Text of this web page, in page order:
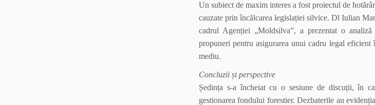
Un subiect de maxim interes a fost proiectul de
cauzate prin încălcarea legislației silvice. Dl Iulian
cadrul Agenției „Moldsilva”, a prezentat o
propuneri pentru asigurarea unui cadru legal
mediu.
Concluzii și perspective
Ședința s-a încheiat cu o sesiune de discuții, în
gestionarea fondului forestier. Dezbaterile au